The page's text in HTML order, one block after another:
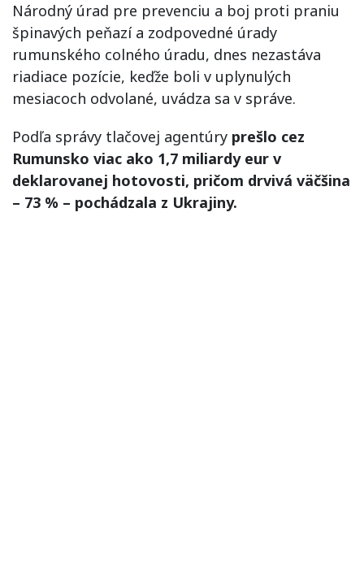
Národný úrad pre prevenciu a boj proti praniu
špinavých peňazí a zodpovedné úrady
rumunského colného úradu, dnes nezastáva
riadiace pozície, keďže boli v uplynulých
mesiacoch odvolané, uvádza sa v správe.
Podľa správy tlačovej agentúry prešlo cez
Rumunsko viac ako 1,7 miliardy eur v
deklarovanej hotovosti, pričom drvivá väčšina
– 73 % – pochádzala z Ukrajiny.